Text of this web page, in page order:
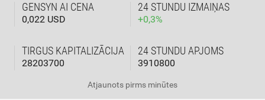
GENSYN AI CENA
0,022 USD
24 STUNDU IZMAIŅAS
+0,3%
TIRGUS KAPITALIZĀCIJA
28203700
24 STUNDU APJOMS
3910800
Atjaunots pirms minūtes